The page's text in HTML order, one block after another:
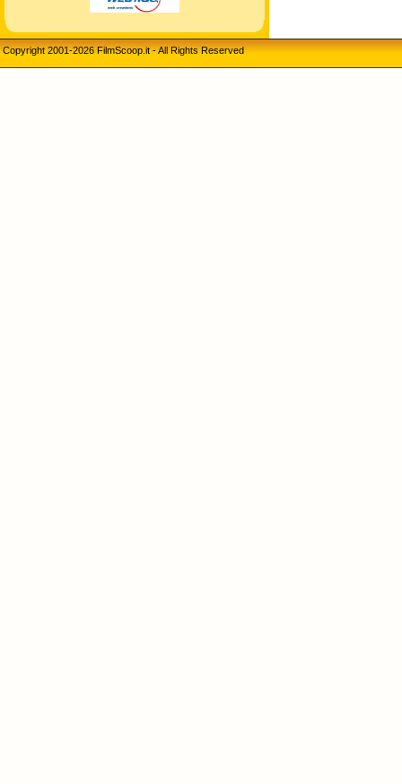
Copyright 2001-2026 FilmScoop.it - All Rights Reserved